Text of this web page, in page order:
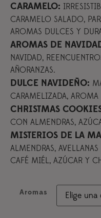
CARAMELO:
CARAMELO SALADO,
AROMAS DULCES Y
AROMAS DE
NAVIDAD,
AÑORANZAS.
DULCE NAVIDEÑO:
CARAMELIZADA,
CHRISTMAS
CON ALMENDRAS,
MISTERIOS DE LA
ALMENDRAS,
CAFÉ MIÉL, AZÚCAR Y
Aromas